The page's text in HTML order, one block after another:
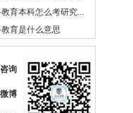
教育本科怎么考研究...
教育是什么意思
询
博